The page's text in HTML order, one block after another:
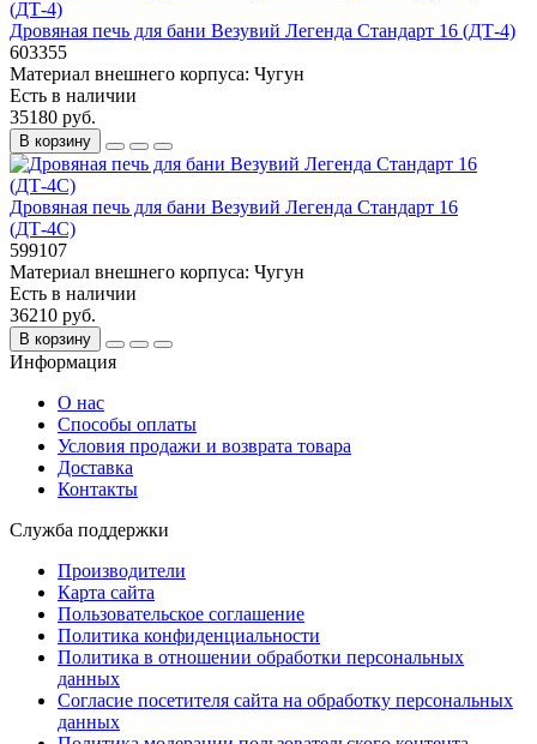
Дровяная печь для бани Везувий Легенда Стандарт 16 (ДТ-4)
603355
Материал внешнего корпуса: Чугун
Есть в наличии
35180 руб.
В корзину
Дровяная печь для бани Везувий Легенда Стандарт 16
(ДТ-4С)
599107
Материал внешнего корпуса: Чугун
Есть в наличии
36210 руб.
В корзину
Информация
О нас
Способы оплаты
Условия продажи и возврата товара
Доставка
Контакты
Служба поддержки
Производители
Карта сайта
Пользовательское соглашение
Политика конфиденциальности
Политика в отношении обработки персональных
данных
Согласие посетителя сайта на обработку персональных
данных